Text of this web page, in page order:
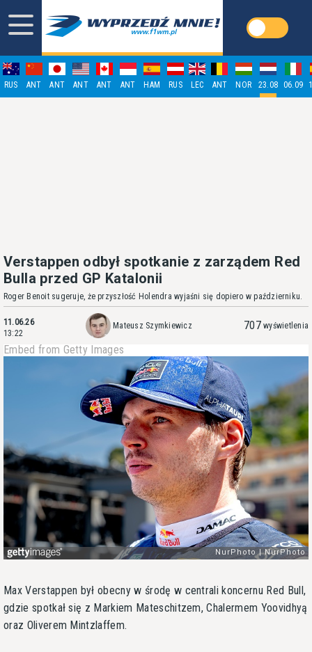
RUS ANT ANT ANT ANT ANT HAM RUS LEC ANT NOR 23.08 06.09
Verstappen odbył spotkanie z zarządem Red
Bulla przed GP Katalonii
Roger Benoit sugeruje, że przyszłość Holendra wyjaśni się dopiero w październiku.
11.06.26
13:22
Mateusz Szymkiewicz 707 wyświetlenia
Embed from Getty Images
Max Verstappen był obecny w środę w centrali koncernu Red Bull,
gdzie spotkał się z Markiem Mateschitzem, Chalermem Yoovidhyą
oraz Oliverem Mintzlaffem.